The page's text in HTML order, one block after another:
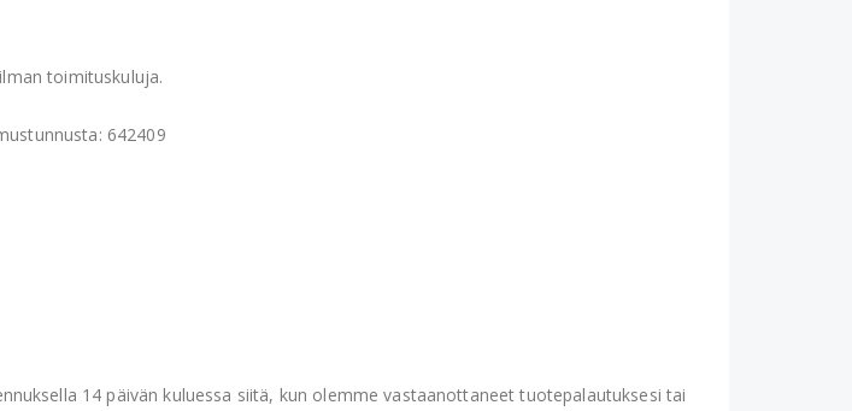
toimituskuluja.
642409
14 päivän kuluessa siitä, kun olemme vastaanottaneet tuotepalautuksesi tai